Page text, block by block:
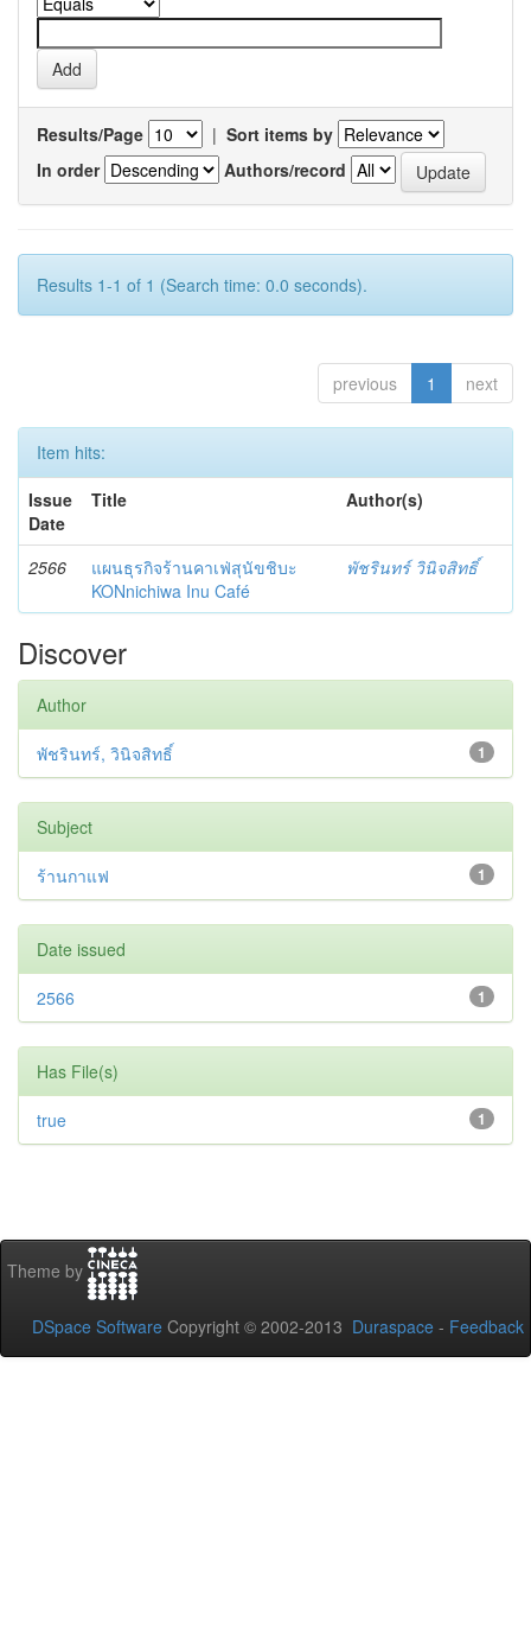
Results/Page | Sort items by
In order
Authors/record
Results 1-1 of 1 (Search time: 0.0 seconds).
previous 1 next
Item hits:
Issue
Date
Title Author(s)
2566
แผนธุรกิจร้านคาเฟ่สุนัขชิบะ
KONnichiwa Inu Café
พัชรินทร์ วินิจสิทธิ์
Discover
Author
1
พัชรินทร์, วินิจสิทธิ์
Subject
1
ร้านกาแฟ
Date issued
1
2566
Has File(s)
1
true
Theme by
DSpace Software Copyright © 2002-2013 Duraspace - Feedback